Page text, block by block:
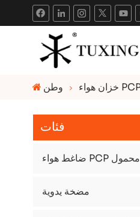
وطن
فئات
ضاغط هواء PCP محمول
مضخة يدوية